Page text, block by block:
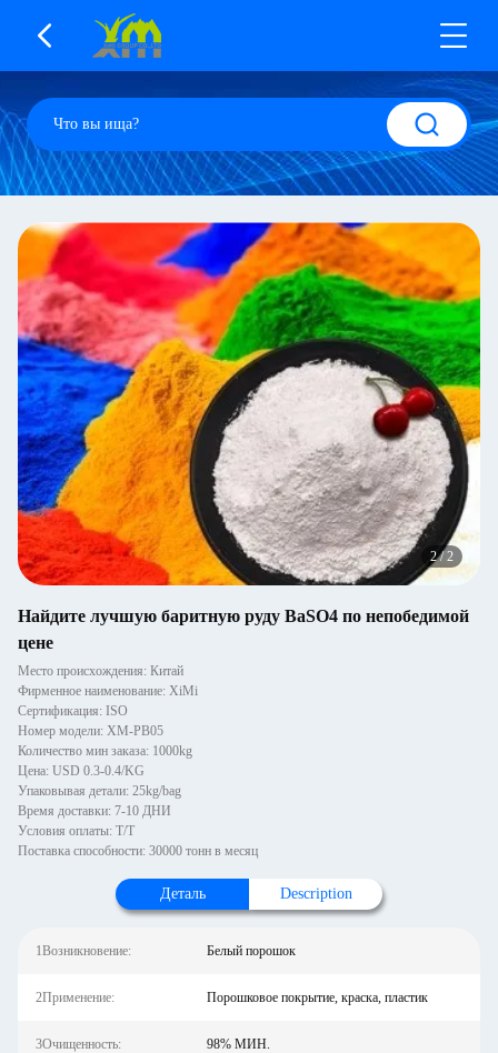
2/ 2
Найдите лучшую баритную руду BaSO4 по непобедимой
цене
Место происхождения: Китай
Фирменное наименование: XiMi
Сертификация: ISO
Номер модели: XM-PB05
Количество мин заказа: 1000kg
Цена: USD 0.3-0.4/KG
Упаковывая детали: 25kg/bag
Время доставки: 7-10 ДНИ
Условия оплаты: Т/Т
Поставка способности: 30000 тонн в месяц
Деталь Description
1Возникновение: Белый порошок
2Применение: Порошковое покрытие, краска, пластик
3Очищенность: 98% МИН.